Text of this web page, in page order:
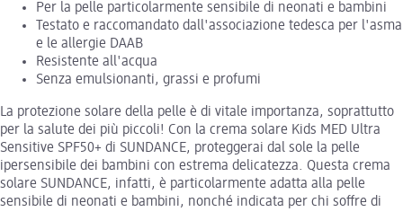
Per la pelle particolarmente sensibile di neonati e bambini
Testato e raccomandato dall'associazione tedesca per l'asma
e le allergie DAAB
Resistente all'acqua
Senza emulsionanti, grassi e profumi
La protezione solare della pelle è di vitale importanza, soprattutto
per la salute dei più piccoli! Con la crema solare Kids MED Ultra
Sensitive SPF50+ di SUNDANCE, proteggerai dal sole la pelle
ipersensibile dei bambini con estrema delicatezza. Questa crema
solare SUNDANCE, infatti, è particolarmente adatta alla pelle
sensibile di neonati e bambini, nonché indicata per chi soffre di